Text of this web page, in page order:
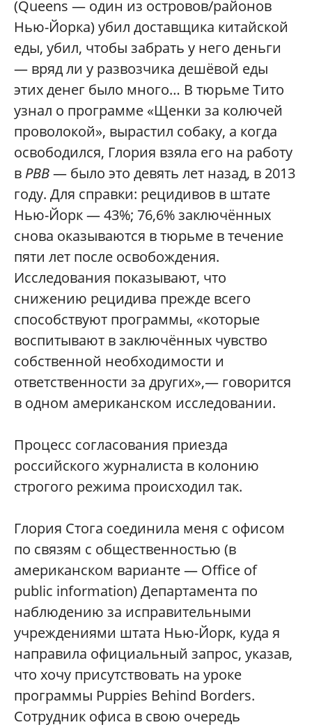
(Queens — один из островов/районов
Нью-Йорка) убил доставщика китайской
еды, убил, чтобы забрать у него деньги
— вряд ли у развозчика дешёвой еды
этих денег было много… В тюрьме Тито
узнал о программе «Щенки за колючей
проволокой», вырастил собаку, а когда
освободился, Глория взяла его на работу
в PBB— было это девять лет назад, в 2013
году. Для справки: рецидивов в штате
Нью-Йорк — 43%; 76,6% заключённых
снова оказываются в тюрьме в течение
пяти лет после освобождения.
Исследования показывают, что
снижению рецидива прежде всего
способствуют программы, «которые
воспитывают в заключённых чувство
собственной необходимости и
ответственности за других»,— говорится
в одном американском исследовании.
Процесс согласования приезда
российского журналиста в колонию
строгого режима происходил так.
Глория Стога соединила меня с офисом
по связям с общественностью (в
американском варианте — Office of
public information) Департамента по
наблюдению за исправительными
учреждениями штата Нью-Йорк, куда я
направила официальный запрос, указав,
что хочу присутствовать на уроке
программы Puppies Behind Borders.
Сотрудник офиса в свою очередь